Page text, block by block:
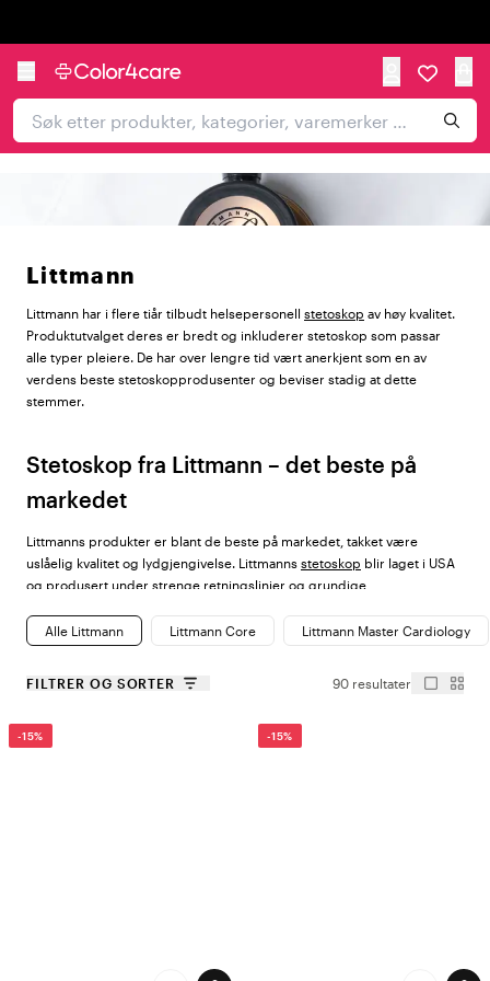
Littmann
Littmann har i flere tiår tilbudt helsepersonell stetoskop av høy kvalitet.
Produktutvalget deres er bredt og inkluderer stetoskop som passar
alle typer pleiere. De har over lengre tid vært anerkjent som en av
verdens beste stetoskopprodusenter og beviser stadig at dette
stemmer.
Stetoskop fra Littmann – det beste på
markedet
Littmanns produkter er blant de beste på markedet, takket være
uslåelig kvalitet og lydgjengivelse. Littmanns stetoskop blir laget i USA
og produsert under strenge retningslinjer og grundige
Littmann Stetoskop til gode priser hos
Littmann har gjennom sitt brede sortiment og høye kvalitet på kort tid
Alle Littmann Littmann Core Littmann Master Cardiology
FILTRER OG SORTER 90 resultater
-15% -15%